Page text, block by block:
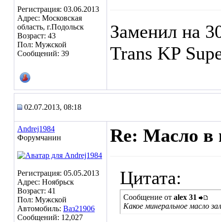
Регистрация: 03.06.2013
Адрес: Московская
область, г.Подольск
Возраст: 43
Пол: Мужской
Сообщений: 39
Заменил на
Trans KP
02.07.2013, 08:18
Andrej1984
Форумчанин
Регистрация: 05.05.2013
Адрес: Ноябрьск
Возраст: 41
Пол: Мужской
Автомобиль: Ваз21906
Сообщений: 12,027
Re: Масло в
Цитата:
Сообщение от alex 31
Какое минеральное масло